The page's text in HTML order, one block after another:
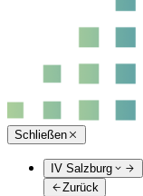
Schließen
IV Salzburg
Zurück